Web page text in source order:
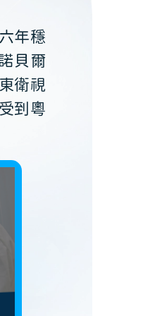
年穩
貝爾
衛視
到粵